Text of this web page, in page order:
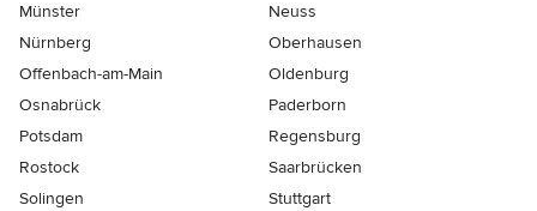
Münster
Neuss
Nürnberg
Oberhausen
Offenbach-am-Main
Oldenburg
Osnabrück
Paderborn
Potsdam
Regensburg
Rostock
Saarbrücken
Solingen
Stuttgart